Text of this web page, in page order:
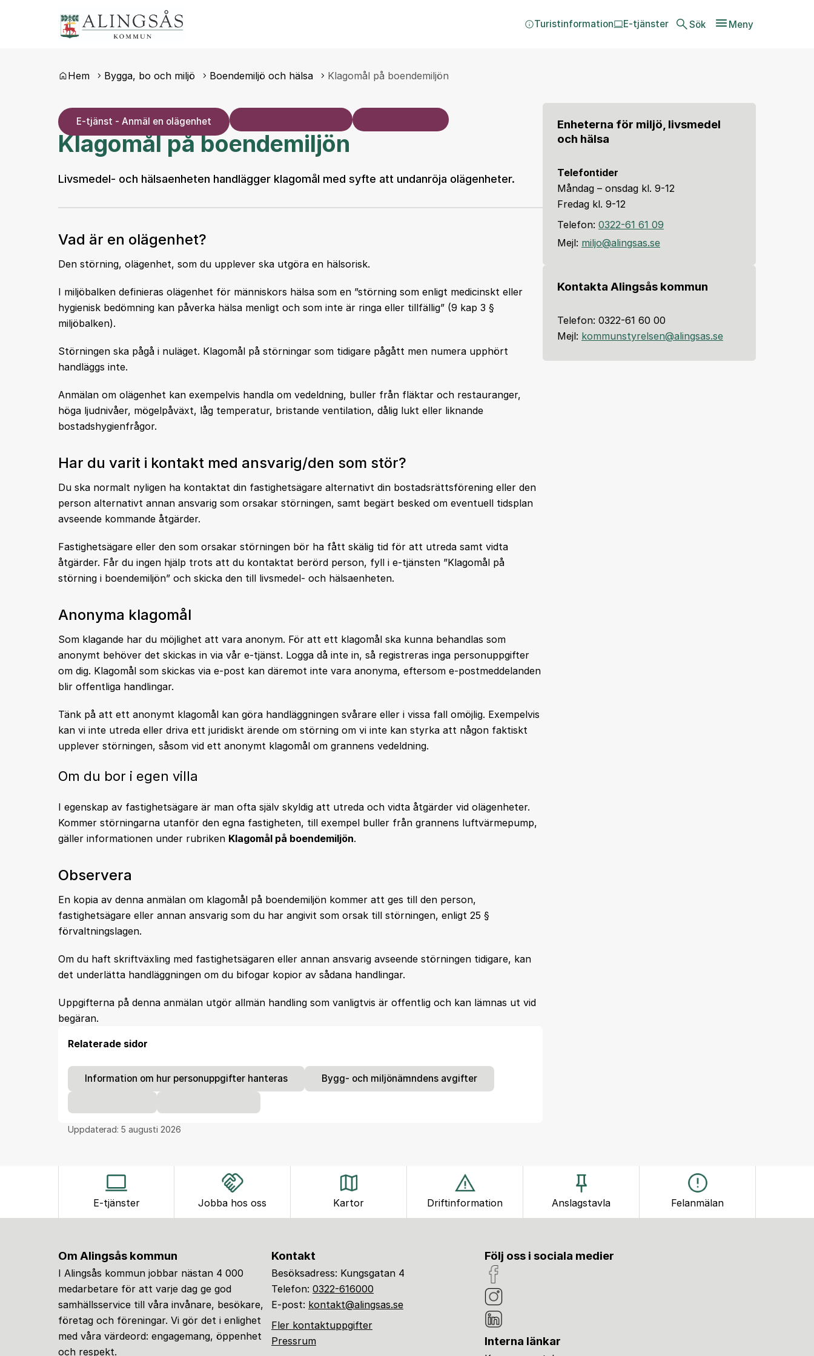
Sök Meny
Turistinformation E-tjänster
Du är här:
Hem Bygga, bo och miljö Boendemiljö och hälsa Klagomål på boendemiljön
E-tjänst - Anmäl en olägenhet
Klagomål på boendemiljön
Livsmedel- och hälsaenheten handlägger klagomål med syfte att undanröja olägenheter.
Vad är en olägenhet?
Den störning, olägenhet, som du upplever ska utgöra en hälsorisk.
I miljöbalken definieras olägenhet för människors hälsa som en ”störning som enligt medicinskt eller
hygienisk bedömning kan påverka hälsa menligt och som inte är ringa eller tillfällig” (9 kap 3 §
miljöbalken).
Störningen ska pågå i nuläget. Klagomål på störningar som tidigare pågått men numera upphört
handläggs inte.
Anmälan om olägenhet kan exempelvis handla om vedeldning, buller från fläktar och restauranger,
höga ljudnivåer, mögelpåväxt, låg temperatur, bristande ventilation, dålig lukt eller liknande
bostadshygienfrågor.
Har du varit i kontakt med ansvarig/den som stör?
Du ska normalt nyligen ha kontaktat din fastighetsägare alternativt din bostadsrättsförening eller den
person alternativt annan ansvarig som orsakar störningen, samt begärt besked om eventuell tidsplan
avseende kommande åtgärder.
Fastighetsägare eller den som orsakar störningen bör ha fått skälig tid för att utreda samt vidta
åtgärder. Får du ingen hjälp trots att du kontaktat berörd person, fyll i e-tjänsten ”Klagomål på
störning i boendemiljön” och skicka den till livsmedel- och hälsaenheten.
Anonyma klagomål
Som klagande har du möjlighet att vara anonym. För att ett klagomål ska kunna behandlas som
anonymt behöver det skickas in via vår e-tjänst. Logga då inte in, så registreras inga personuppgifter
om dig. Klagomål som skickas via e-post kan däremot inte vara anonyma, eftersom e-postmeddelanden
blir offentliga handlingar.
Tänk på att ett anonymt klagomål kan göra handläggningen svårare eller i vissa fall omöjlig. Exempelvis
kan vi inte utreda eller driva ett juridiskt ärende om störning om vi inte kan styrka att någon faktiskt
upplever störningen, såsom vid ett anonymt klagomål om grannens vedeldning.
Om du bor i egen villa
I egenskap av fastighetsägare är man ofta själv skyldig att utreda och vidta åtgärder vid olägenheter.
Kommer störningarna utanför den egna fastigheten, till exempel buller från grannens luftvärmepump,
gäller informationen under rubriken Klagomål på boendemiljön.
Observera
En kopia av denna anmälan om klagomål på boendemiljön kommer att ges till den person,
fastighetsägare eller annan ansvarig som du har angivit som orsak till störningen, enligt 25 §
förvaltningslagen.
Om du haft skriftväxling med fastighetsägaren eller annan ansvarig avseende störningen tidigare, kan
det underlätta handläggningen om du bifogar kopior av sådana handlingar.
Uppgifterna på denna anmälan utgör allmän handling som vanligtvis är offentlig och kan lämnas ut vid
begäran.
Relaterade sidor
Information om hur personuppgifter hanteras Bygg- och miljönämndens avgifter
Uppdaterad: 5 augusti 2026
Enheterna för miljö, livsmedel
och hälsa
Telefontider
Måndag – onsdag kl. 9-12
Fredag kl. 9-12
Telefon:0322-61 61 09
Mejl: miljo@alingsas.se
Kontakta Alingsås kommun
Telefon: 0322-61 60 00
Mejl: kommunstyrelsen@alingsas.se
E-tjänster Jobba hos oss Kartor Driftinformation Anslagstavla Felanmälan
Om Alingsås kommun
I Alingsås kommun jobbar nästan 4 000
medarbetare för att varje dag ge god
samhällsservice till våra invånare, besökare,
företag och föreningar. Vi gör det i enlighet
med våra värdeord: engagemang, öppenhet
och respekt.
Kontakt
Besöksadress: Kungsgatan 4
Telefon: 0322-616000
E-post: kontakt@alingsas.se
Fler kontaktuppgifter
Pressrum
Följ oss i sociala medier
Interna länkar